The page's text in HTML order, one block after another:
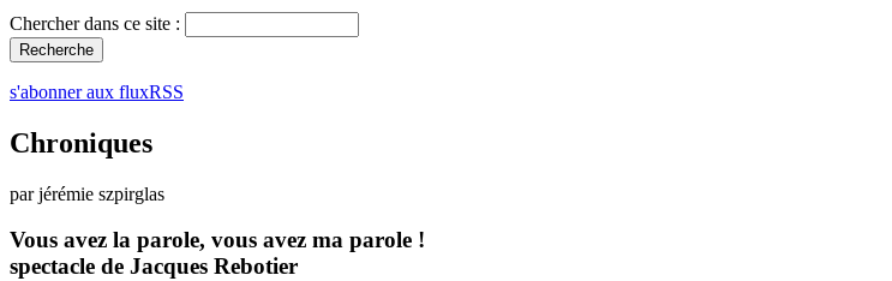
Chercher dans ce site :
s'abonner aux fluxRSS
Chroniques
par jérémie szpirglas
Vous avez la parole, vous avez ma parole !
spectacle de Jacques Rebotier